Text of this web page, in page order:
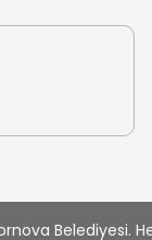
Belediyesi. Her